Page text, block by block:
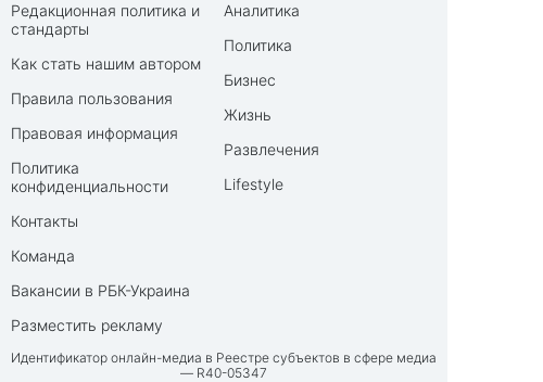
Редакционная политика и
стандарты
Как стать нашим автором
Правила пользования
Правовая информация
Политика
конфиденциальности
Контакты
Команда
Вакансии в РБК-Украина
Разместить рекламу
Аналитика
Политика
Бизнес
Жизнь
Развлечения
Lifestyle
Идентификатор онлайн-медиа в Реестре субъектов в сфере медиа
— R40-05347